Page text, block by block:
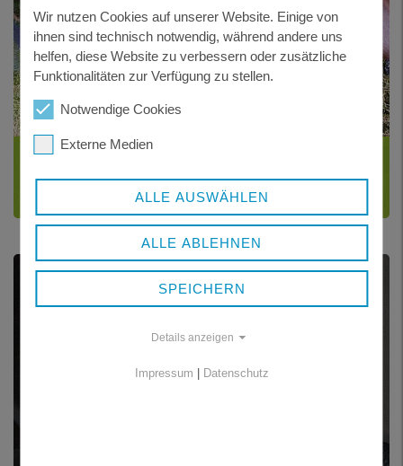
WAFFENRECHT
Wir nutzen Cookies auf unserer Website. Einige von
ihnen sind technisch notwendig, während andere uns
helfen, diese Website zu verbessern oder zusätzliche
Funktionalitäten zur Verfügung zu stellen.
Notwendige Cookies
Externe Medien
ALLE AUSWÄHLEN
ALLE ABLEHNEN
SPEICHERN
Details anzeigen
Impressum | Datenschutz